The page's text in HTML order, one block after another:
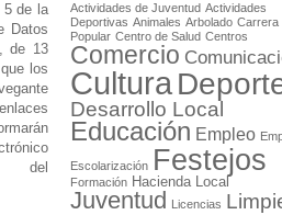
5 de la
Datos
de 13
los
del
Actividades de Juventud Actividades
Deportivas Animales Arbolado Carrera
Popular Centro de Salud Centros
Comercio
Cultura
Desarrollo Local
Educación Empleo
Escolarización Festejos
Formación Hacienda Local
Juventud Licencias